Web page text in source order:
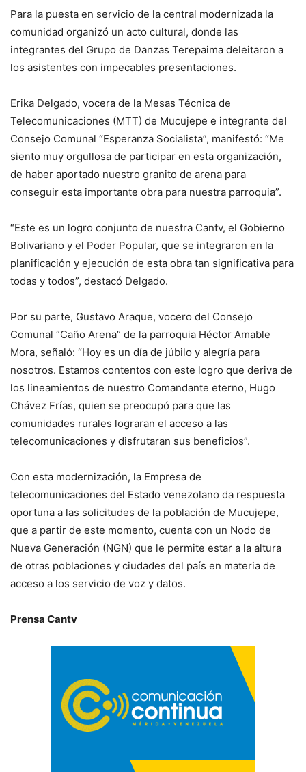
Para la puesta en servicio de la central modernizada la
comunidad organizó un acto cultural, donde las
integrantes del Grupo de Danzas Terepaima deleitaron a
los asistentes con impecables presentaciones.
Erika Delgado, vocera de la Mesas Técnica de
Telecomunicaciones (MTT) de Mucujepe e integrante del
Consejo Comunal “Esperanza Socialista”, manifestó: “Me
siento muy orgullosa de participar en esta organización,
de haber aportado nuestro granito de arena para
conseguir esta importante obra para nuestra parroquia”.
“Este es un logro conjunto de nuestra Cantv, el Gobierno
Bolivariano y el Poder Popular, que se integraron en la
planificación y ejecución de esta obra tan significativa para
todas y todos”, destacó Delgado.
Por su parte, Gustavo Araque, vocero del Consejo
Comunal “Caño Arena” de la parroquia Héctor Amable
Mora, señaló: “Hoy es un día de júbilo y alegría para
nosotros. Estamos contentos con este logro que deriva de
los lineamientos de nuestro Comandante eterno, Hugo
Chávez Frías, quien se preocupó para que las
comunidades rurales lograran el acceso a las
telecomunicaciones y disfrutaran sus beneficios”.
Con esta modernización, la Empresa de
telecomunicaciones del Estado venezolano da respuesta
oportuna a las solicitudes de la población de Mucujepe,
que a partir de este momento, cuenta con un Nodo de
Nueva Generación (NGN) que le permite estar a la altura
de otras poblaciones y ciudades del país en materia de
acceso a los servicio de voz y datos.
Prensa Cantv